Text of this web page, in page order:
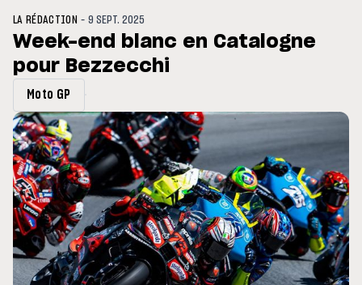
en septembre
LA RÉDACTION -9 SEPT. 2025
Week-end blanc en Catalogne
pour Bezzecchi
Moto GP